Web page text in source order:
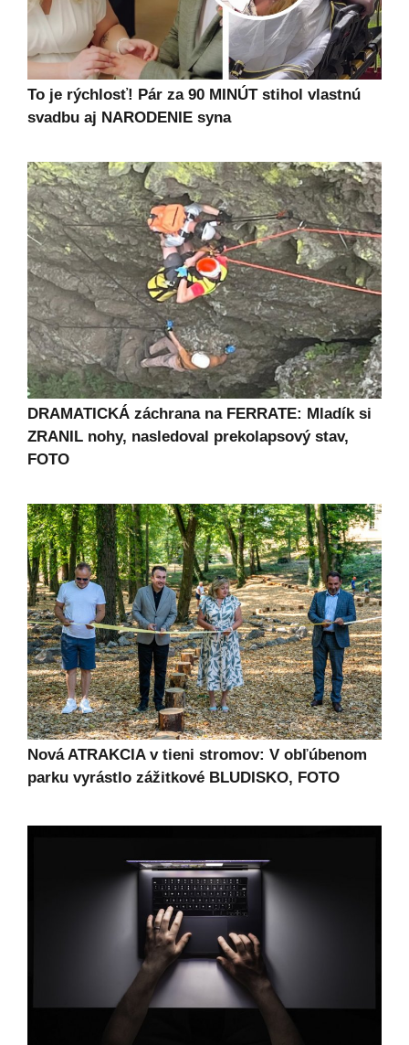
To je rýchlosť! Pár za 90 MINÚT stihol vlastnú
svadbu aj NARODENIE syna
DRAMATICKÁ záchrana na FERRATE: Mladík si
ZRANIL nohy, nasledoval prekolapsový stav,
FOTO
Nová ATRAKCIA v tieni stromov: V obľúbenom
parku vyrástlo zážitkové BLUDISKO, FOTO